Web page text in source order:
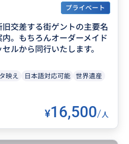
プライベート
旧交差する街ゲントの主要名
。もちろんオーダーメイド
ルから同行いたします。
映え 日本語対応可能 世界遺産
¥16,500/人